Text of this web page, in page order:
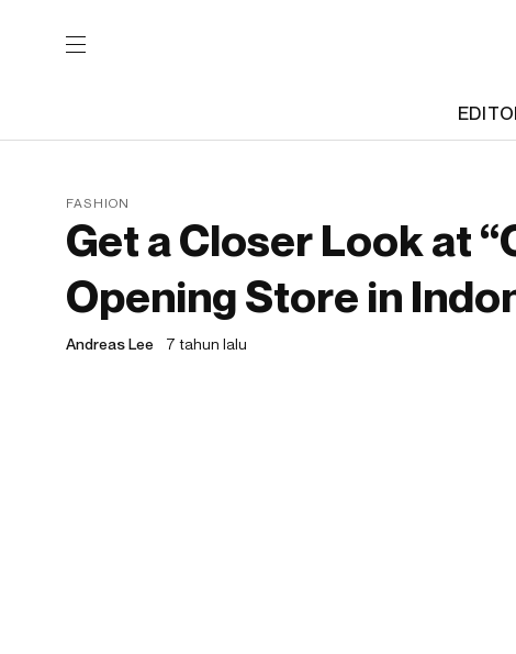
FASHION
Get a Closer Look at
Opening Store in
Andreas Lee 7 tahun lalu